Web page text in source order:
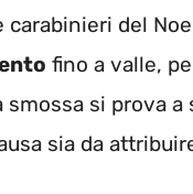
del
fino a valle,
smossa si prova
sia da